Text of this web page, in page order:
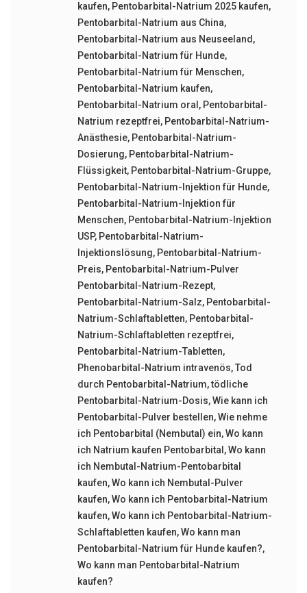
kaufen, Pentobarbital-Natrium 2025 kaufen,
Pentobarbital-Natrium aus China,
Pentobarbital-Natrium aus Neuseeland ,
Pentobarbital-Natrium für Hunde,
Pentobarbital-Natrium für Menschen,
Pentobarbital-Natrium kaufen,
Pentobarbital-Natrium oral , Pentobarbital-
Natrium rezeptfrei, Pentobarbital-Natrium-
Anästhesie, Pentobarbital-Natrium-
Dosierung, Pentobarbital-Natrium-
Flüssigkeit, Pentobarbital-Natrium-Gruppe,
Pentobarbital-Natrium-Injektion für Hunde,
Pentobarbital-Natrium-Injektion für
Menschen, Pentobarbital-Natrium-Injektion
USP, Pentobarbital-Natrium-
Injektionslösung, Pentobarbital-Natrium-
Preis, Pentobarbital-Natrium-Pulver
Pentobarbital-Natrium-Rezept,
Pentobarbital-Natrium-Salz, Pentobarbital-
Natrium-Schlaftabletten, Pentobarbital-
Natrium-Schlaftabletten rezeptfrei,
Pentobarbital-Natrium-Tabletten,
Phenobarbital-Natrium intravenös,Tod
durch Pentobarbital-Natrium,tödliche
Pentobarbital-Natrium-Dosis,Wie kann ich
Pentobarbital-Pulver bestellen,Wie nehme
ich Pentobarbital (Nembutal) ein,Wo kann
ich Natrium kaufen Pentobarbital ,Wo kann
ich Nembutal-Natrium-Pentobarbital
kaufen,Wo kann ich Nembutal-Pulver
kaufen,Wo kann ich Pentobarbital-Natrium
kaufen,Wo kann ich Pentobarbital-Natrium-
Schlaftabletten kaufen,Wo kann man
Pentobarbital-Natrium für Hunde kaufen?,
Wo kann man Pentobarbital-Natrium
kaufen?